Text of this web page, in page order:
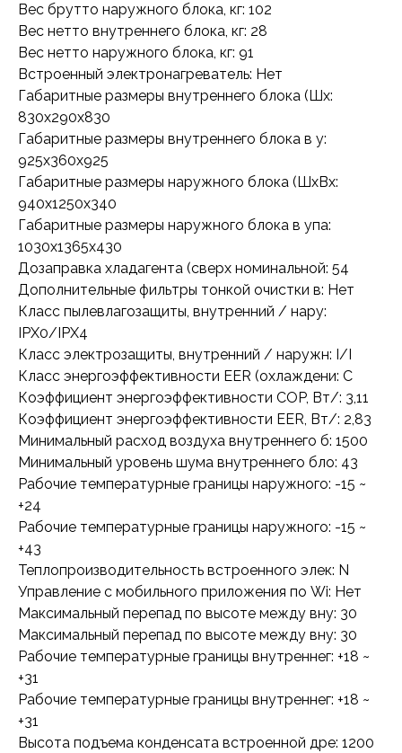
Вес брутто наружного блока, кг: 102
Вес нетто внутреннего блока, кг: 28
Вес нетто наружного блока, кг: 91
Встроенный электронагреватель: Нет
Габаритные размеры внутреннего блока (Шx:
830x290x830
Габаритные размеры внутреннего блока в у:
925x360x925
Габаритные размеры наружного блока (ШxВx:
940x1250x340
Габаритные размеры наружного блока в упа:
1030x1365x430
Дозаправка хладагента (сверх номинальной: 54
Дополнительные фильтры тонкой очистки в: Нет
Класс пылевлагозащиты, внутренний / нару:
IPX0/IPX4
Класс электрозащиты, внутренний / наружн: I/I
Класс энергоэффективности EER (охлаждени: C
Коэффициент энергоэффективности COP, Вт/: 3,11
Коэффициент энергоэффективности EER, Вт/: 2,83
Минимальный расход воздуха внутреннего б: 1500
Минимальный уровень шума внутреннего бло: 43
Рабочие температурные границы наружного: -15 ~
+24
Рабочие температурные границы наружного: -15 ~
+43
Теплопроизводительность встроенного элек: N
Управление c мобильного приложения по Wi: Нет
Максимальный перепад по высоте между вну: 30
Максимальный перепад по высоте между вну: 30
Рабочие температурные границы внутреннег: +18 ~
+31
Рабочие температурные границы внутреннег: +18 ~
+31
Высота подъема конденсата встроенной дре: 1200